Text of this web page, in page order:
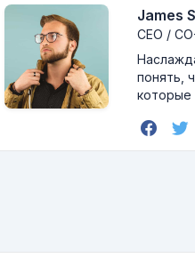
James
CEO /
понять,
которые